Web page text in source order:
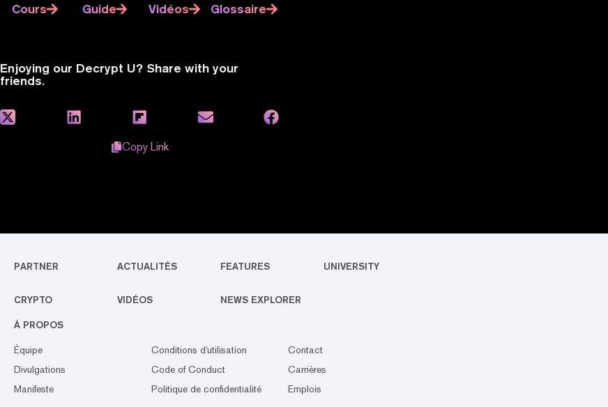
Cours Guide Vidéos Glossaire
Enjoying our Decrypt U? Share with your
friends.
Copy Link
PARTNER ACTUALITÉS FEATURES UNIVERSITY
CRYPTO VIDÉOS NEWS EXPLORER
À PROPOS
Équipe
Divulgations
Manifeste
Conditions d'utilisation
Code of Conduct
Politique de confidentialité
Contact
Carrières
Emplois